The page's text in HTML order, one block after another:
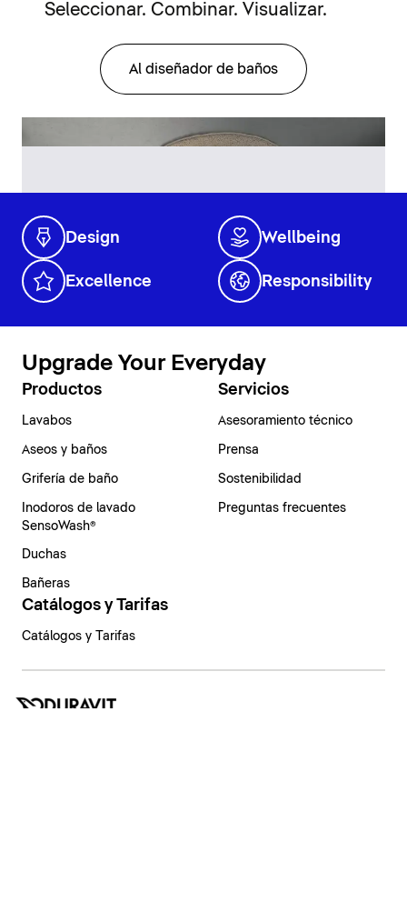
Seleccionar. Combinar. Visualizar.
Al diseñador de baños
Design Wellbeing
Excellence Responsibility
Upgrade Your Everyday
Productos
Lavabos
Aseos y baños
Grifería de baño
Inodoros de lavado
SensoWash®
Duchas
Bañeras
Servicios
Asesoramiento técnico
Prensa
Sostenibilidad
Preguntas frecuentes
Catálogos y Tarifas
Catálogos y Tarifas